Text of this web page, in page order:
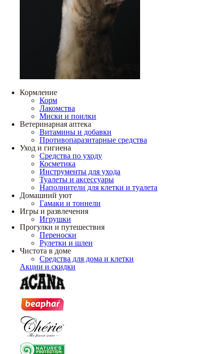
Кормление
Корм
Лакомства
Миски и поилки
Ветеринарная аптека
Витамины и добавки
Противопаразитарные средства
Уход и гигиена
Средства по уходу
Косметика
Инструменты для ухода
Туалеты и аксессуары
Наполнители для клетки и туалета
Домашний уют
Гамаки и тоннели
Игры и развлечения
Игрушки
Прогулки и путешествия
Переноски
Рулетки и шлеи
Чистота в доме
Средства для дома и клетки
Акции и скидки